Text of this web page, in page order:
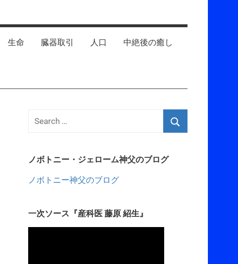
生命 臓器取引 人口 中絶後の癒し
ノボトニー・ジェローム神父のブログ
ノボトニー神父のブログ
一次ソース『産科医 藤原 紹生』